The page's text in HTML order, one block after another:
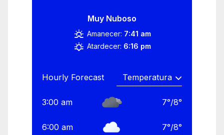
Muy Nuboso
Amanecer: 7:41 am
Atardecer: 6:16 pm
Hourly Forecast
3:00 am 7°/8°
6:00 am 7°/8°